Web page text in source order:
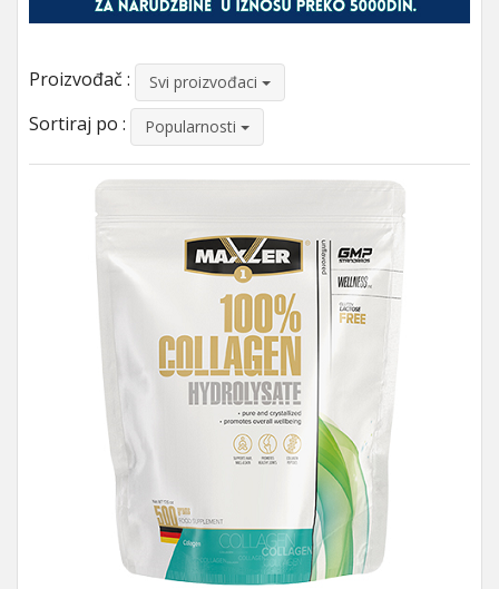
Proizvođač : Svi proizvođaci
Sortiraj po : Popularnosti